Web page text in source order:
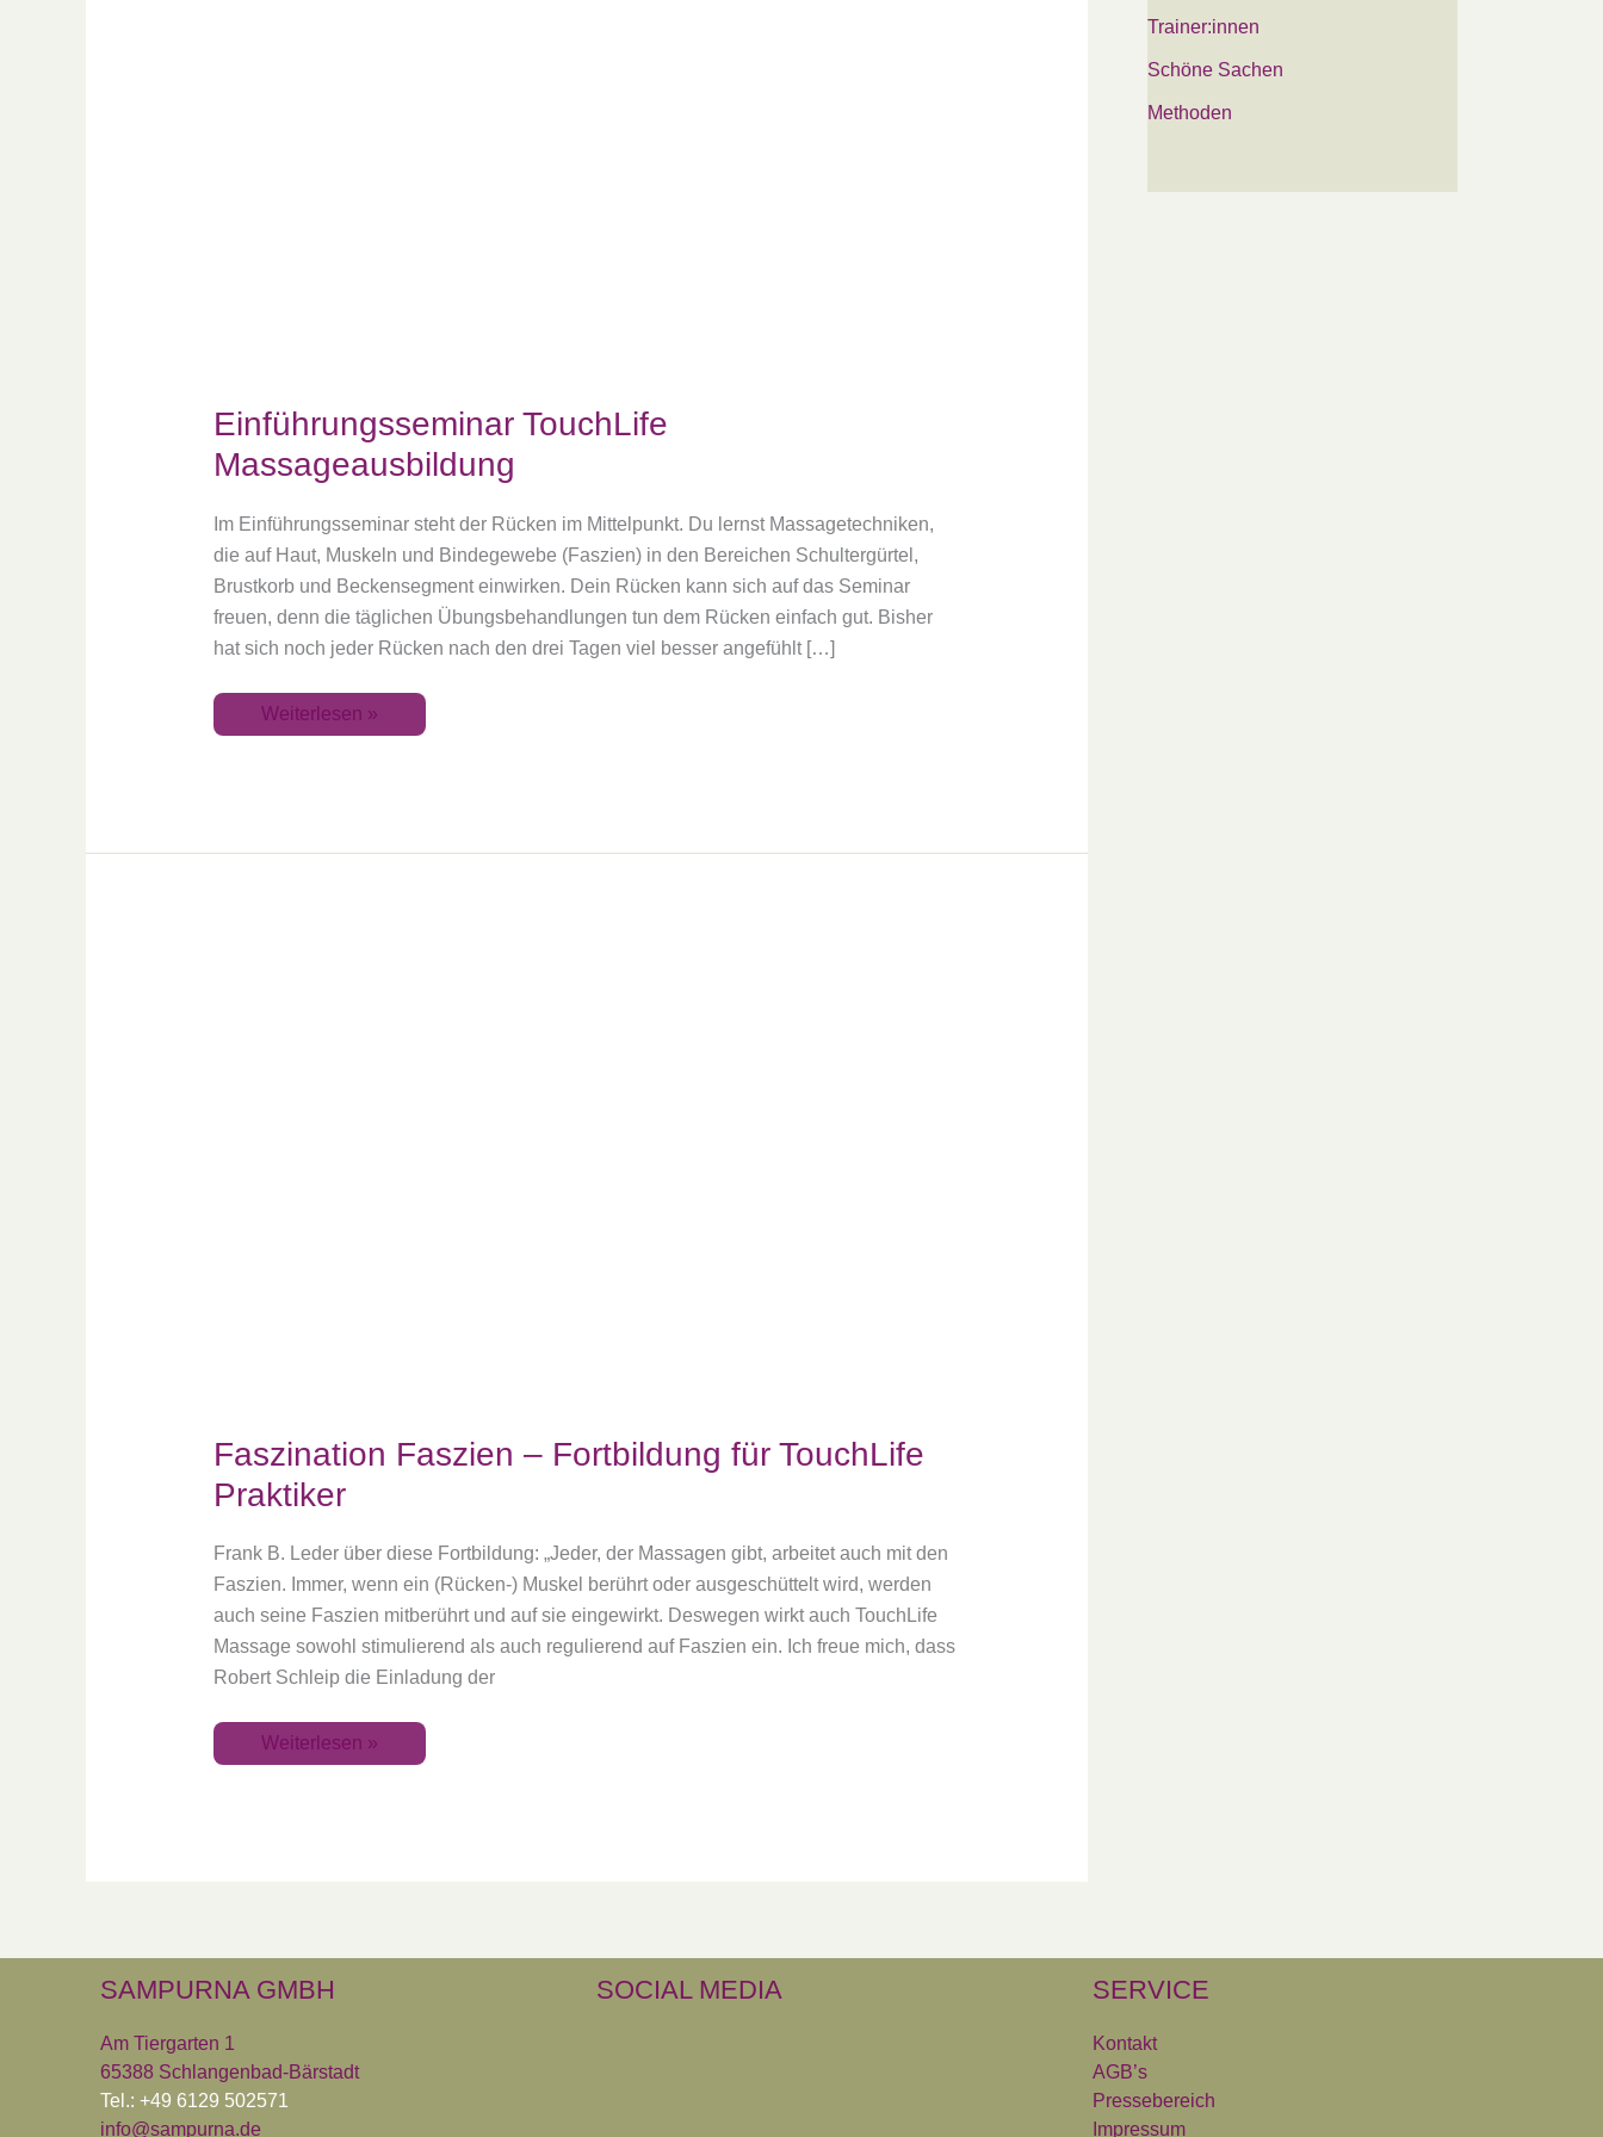
Einführungsseminar TouchLife
Massageausbildung
Im Einführungsseminar steht der Rücken im Mittelpunkt. Du lernst Massagetechniken,
die auf Haut, Muskeln und Bindegewebe (Faszien) in den Bereichen Schultergürtel,
Brustkorb und Beckensegment einwirken. Dein Rücken kann sich auf das Seminar
freuen, denn die täglichen Übungsbehandlungen tun dem Rücken einfach gut. Bisher
hat sich noch jeder Rücken nach den drei Tagen viel besser angefühlt […]
Weiterlesen »
Faszination Faszien – Fortbildung für TouchLife
Praktiker
Frank B. Leder über diese Fortbildung: „Jeder, der Massagen gibt, arbei­tet auch mit den
Faszien. Immer, wenn ein (Rücken-) Muskel berührt oder ausgeschüttelt wird, werden
auch seine Faszien mitberührt und auf sie eingewirkt. Deswegen wirkt auch TouchLife
Massage sowohl stimulierend als auch regulierend auf Faszien ein. Ich freue mich, dass
Robert Schleip die Einladung der
Weiterlesen »
Trainer:innen
Schöne Sachen
Methoden
SAMPURNA GMBH
Am Tiergarten 1
65388 Schlangenbad-Bärstadt
Tel.: +49 6129 502571
info@sampurna.de
SOCIAL MEDIA SERVICE
Kontakt
AGB’s
Pressebereich
Impressum